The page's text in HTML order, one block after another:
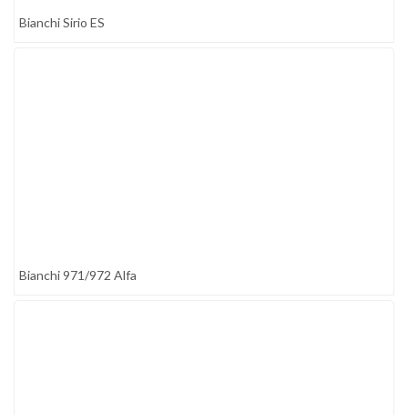
Bianchi Sirio ES
Bianchi 971/972 Alfa